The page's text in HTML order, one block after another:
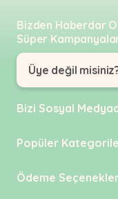
Bizden Haberdar
Süper
Üye değil
Bizi Sosyal
Instagram
Popüler
KEDİ
Ödeme